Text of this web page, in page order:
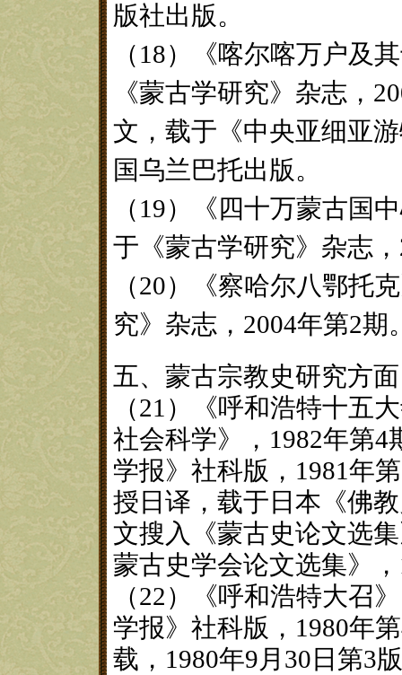
版社出版。
（18）《喀尔喀万户及
《蒙古学研究》杂志，
文，载于《中央亚细亚
国乌兰巴托出版。
（19）《四十万蒙古国
于《蒙古学研究》杂志
（20）《察哈尔八鄂托
究》杂志，2004年第2期
五、蒙古宗教史研究方
（21）《呼和浩特十五
社会科学》，1982年第
学报》社科版，1981年
授日译，载于日本《佛
文搜入《蒙古史论文选
蒙古史学会论文选集》
（22）《呼和浩特大召
学报》社科版，1980年
载，1980年9月30日第3